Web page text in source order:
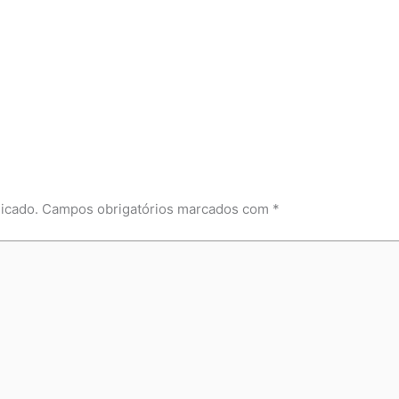
Campos obrigatórios marcados com *